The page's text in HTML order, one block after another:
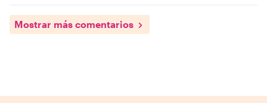
Mostrar más comentarios